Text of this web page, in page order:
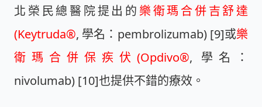
北榮民總醫院提出的樂衛瑪合併吉舒達
(Keytruda®, 學名：pembrolizumab) [9]或樂
衛瑪合併保疾伏(Opdivo®, 學名：
nivolumab) [10]也提供不錯的療效。